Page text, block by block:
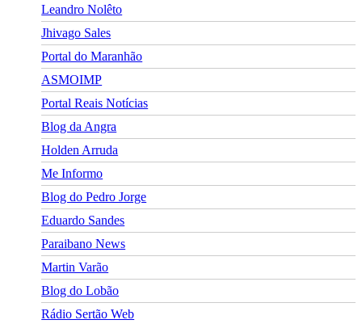
Leandro Nolêto
Jhivago Sales
Portal do Maranhão
ASMOIMP
Portal Reais Notí­cias
Blog da Angra
Holden Arruda
Me Informo
Blog do Pedro Jorge
Eduardo Sandes
Paraibano News
Martin Varão
Blog do Lobão
Rádio Sertão Web